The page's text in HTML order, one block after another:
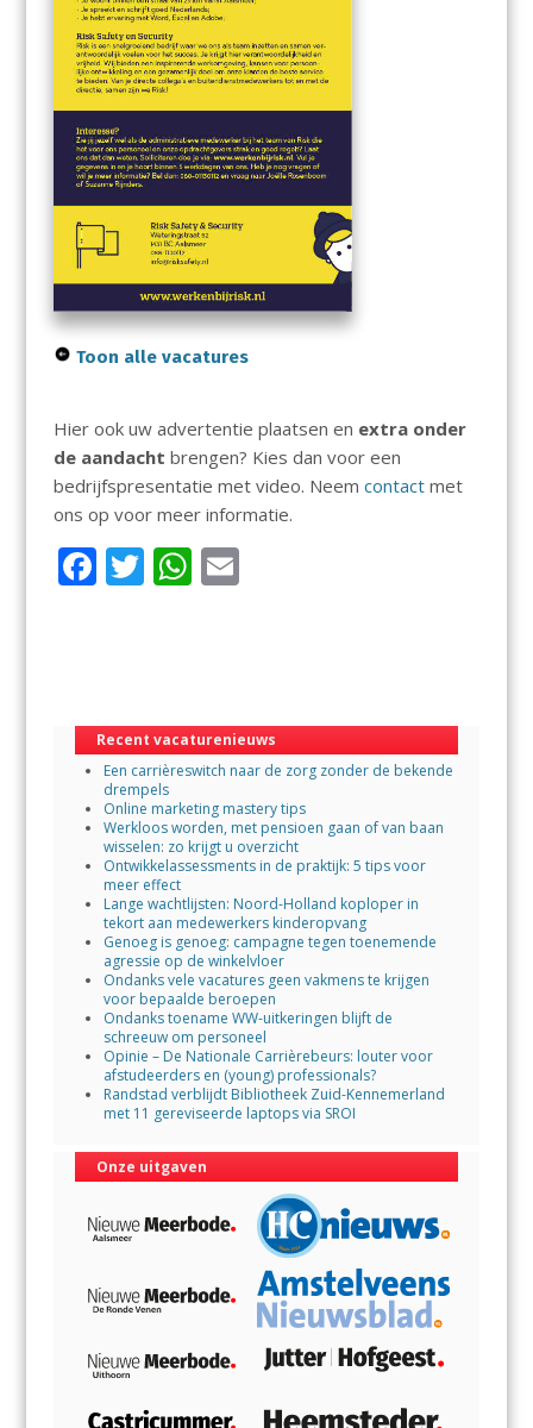
Toon alle vacatures
Hier ook uw advertentie plaatsen en extra onder
de aandacht brengen? Kies dan voor een
bedrijfspresentatie met video. Neem contactmet
ons op voor meer informatie.
F
o
o
k
T W
A
p
p
E
Recent vacaturenieuws
Een carrièreswitch naar de zorg zonder de bekende
drempels
Online marketing mastery tips
Werkloos worden, met pensioen gaan of van baan
wisselen: zo krijgt u overzicht
Ontwikkelassessments in de praktijk: 5 tips voor
meer effect
Lange wachtlijsten: Noord-Holland koploper in
tekort aan medewerkers kinderopvang
Genoeg is genoeg: campagne tegen toenemende
agressie op de winkelvloer
Ondanks vele vacatures geen vakmens te krijgen
voor bepaalde beroepen
Ondanks toename WW-uitkeringen blijft de
schreeuw om personeel
Opinie – De Nationale Carrièrebeurs: louter voor
afstudeerders en (young) professionals?
Randstad verblijdt Bibliotheek Zuid-Kennemerland
met 11 gereviseerde laptops via SROI
Onze uitgaven